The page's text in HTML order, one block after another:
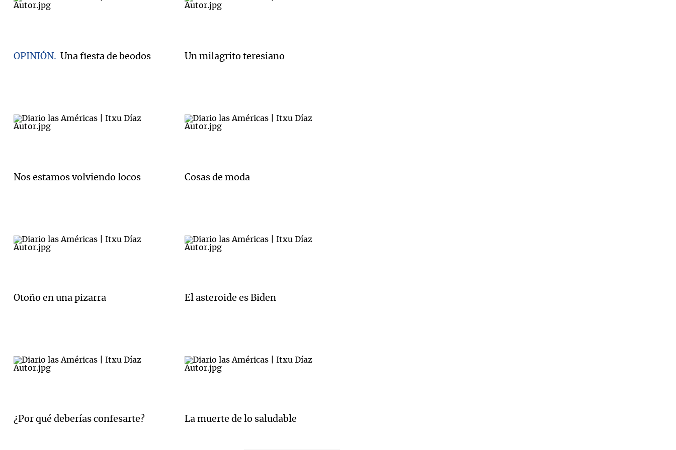
OPINIÓN Una fiesta de beodos Un milagrito teresiano
Nos estamos volviendo locos Cosas de moda
Otoño en una pizarra El asteroide es Biden
¿Por qué deberías confesarte? La muerte de lo saludable